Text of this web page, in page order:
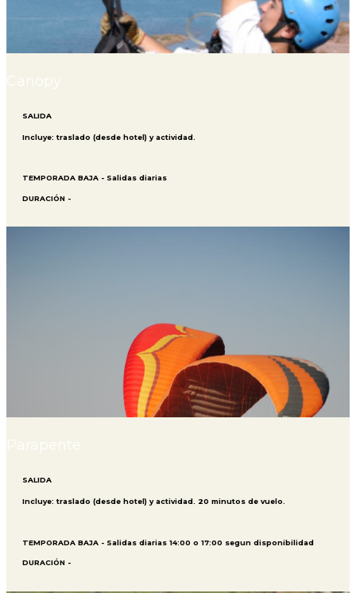
Canopy
SALIDA
Incluye: traslado (desde hotel) y actividad.
TEMPORADA BAJA - Salidas diarias
DURACIÓN -
Parapente
SALIDA
Incluye: traslado (desde hotel) y actividad. 20 minutos de vuelo.
TEMPORADA BAJA - Salidas diarias 14:00 o 17:00 segun disponibilidad
DURACIÓN -